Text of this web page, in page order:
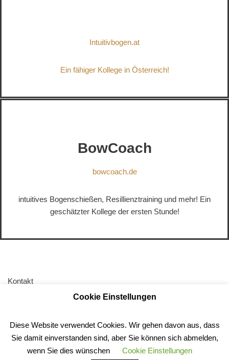
Intuitivbogen.at
Ein fähiger Kollege in Österreich!
BowCoach
bowcoach.de
intuitives Bogenschießen, Resillienztraining und mehr! Ein
geschätzter Kollege der ersten Stunde!
Kontakt
Datenschutz
Anfahrt
Cookie Einstellungen
Diese Website verwendet Cookies. Wir gehen davon aus, dass
Sie damit einverstanden sind, aber Sie können sich abmelden,
wenn Sie dies wünschen
Cookie Einstellungen